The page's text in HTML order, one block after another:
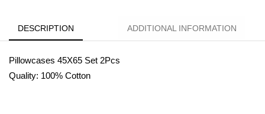
DESCRIPTION ADDITIONAL INFORMATION
Pillowcases 45X65 Set 2Pcs
Quality: 100% Cotton